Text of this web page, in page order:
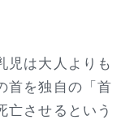
児は大人よりも
首を独自の「首
亡させるという